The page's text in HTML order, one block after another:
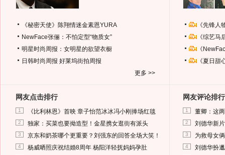
《秘密天使》陈翔情迷金素恩YURA
NewFace张俪：不怕定型“物质女”
明星时尚周报：女明星的欲望衣橱
日韩时尚周报 好莱坞街拍周报
更多 >>
《先锋
《综艺
《
《夏日
网友点击排行
1 《比利林恩》首映 章子怡范冰冰冯小刚捧场红毯
2 独家：买菜也要拗造型！金星携女逛街有派头
3 京东和奶茶哪个更重要？刘强东的回答全场大笑！
4 杨威晒照庆祝结婚8周年 杨阳洋轻抚妈妈孕肚
网友评论排行
1 董卿：这
2 刘德华新
3 为救母女
4 刘德华扮